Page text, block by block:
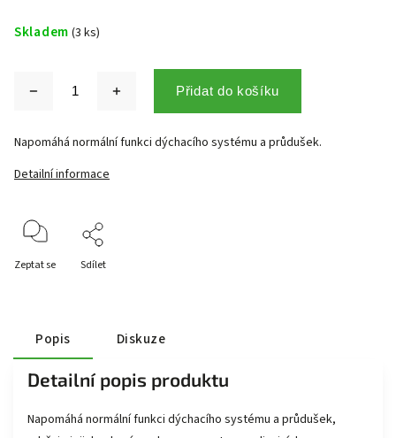
Skladem (3 ks)
Přidat do košíku
Napomáhá normální funkci dýchacího systému a průdušek.
Detailní informace
Zeptat se Sdílet
Popis Diskuze
Detailní popis produktu
Napomáhá normální funkci dýchacího systému a průdušek,